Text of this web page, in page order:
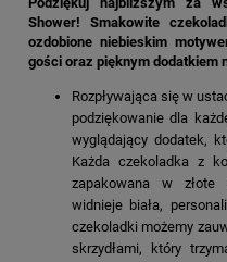
Shower! Smakowite
ozdobione niebieskim
gości oraz pięknym dodatkiem
Rozpływająca się w
podziękowanie dla
wyglądający dodatek,
Każda czekoladka z
zapakowana w złote
widnieje biała,
czekoladki możemy
skrzydłami, który